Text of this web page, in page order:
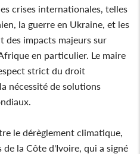
crises internationales, telles
la guerre en Ukraine, et les
des impacts majeurs sur
en particulier. Le maire
strict du droit
nécessité de solutions
le dérèglement climatique,
la Côte d'Ivoire, qui a signé